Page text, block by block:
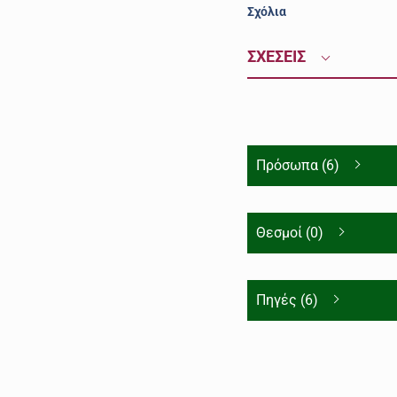
Σχόλια
ΣΧΕΣΕΙΣ
Πρόσωπα (6)
Θεσμοί (0)
Πηγές (6)